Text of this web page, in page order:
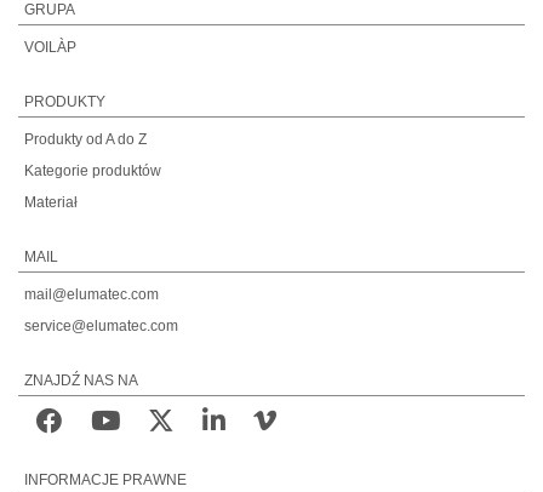
GRUPA
VOILÀP
PRODUKTY
Produkty od A do Z
Kategorie produktów
Materiał
MAIL
mail@elumatec.com
service@elumatec.com
ZNAJDŹ NAS NA
INFORMACJE PRAWNE